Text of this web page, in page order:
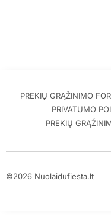
PREKIŲ GRĄŽINIMO
PRIVATUMO
PREKIŲ
©2026 Nuolaidufiesta.lt